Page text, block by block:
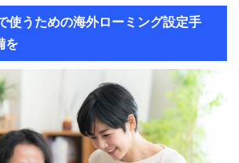
使うための海外ローミング設定手
を